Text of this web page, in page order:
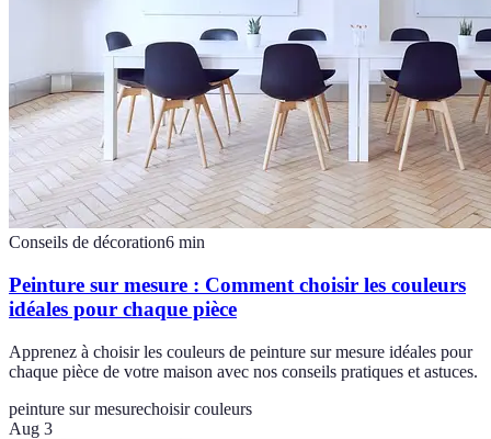
Conseils de décoration6 min
Peinture sur mesure : Comment choisir les couleurs
idéales pour chaque pièce
Apprenez à choisir les couleurs de peinture sur mesure idéales pour
chaque pièce de votre maison avec nos conseils pratiques et astuces.
peinture sur mesurechoisir couleurs
Aug 3